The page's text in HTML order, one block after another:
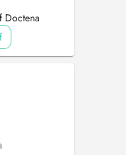
Doctena